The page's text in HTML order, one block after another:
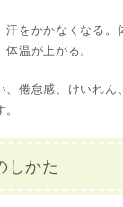
汗をかかなくなる。
温が上がる。
、倦怠感、けいれん
しかた